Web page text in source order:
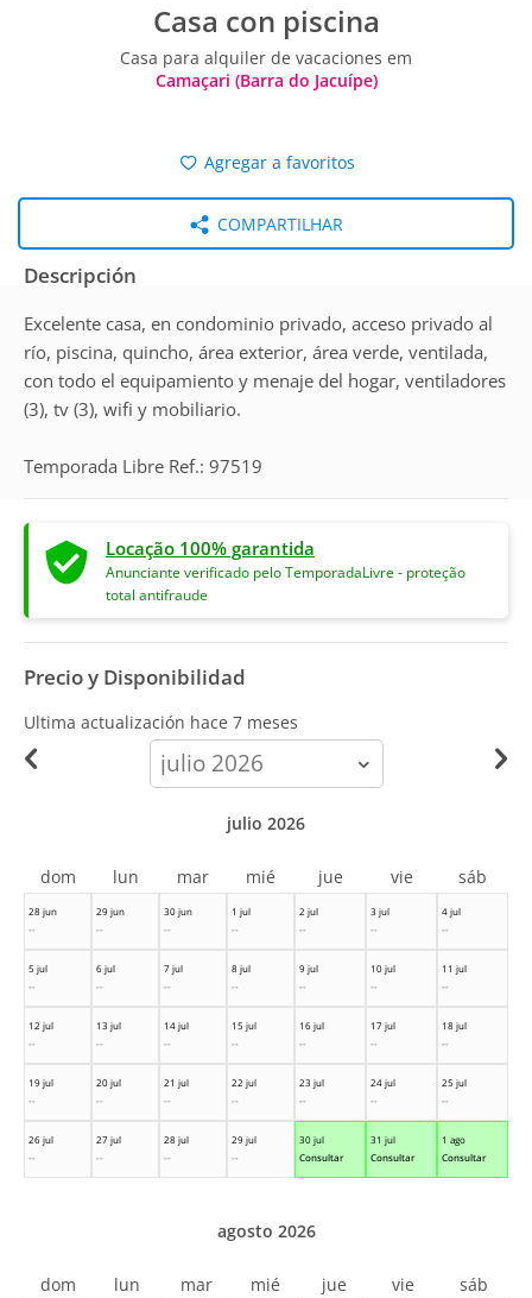
Casa con piscina
Casa para alquiler de vacaciones em
Camaçari (Barra do Jacuípe)
Agregar a favoritos
COMPARTILHAR
Descripción
Excelente casa, en condominio privado, acceso privado al
río, piscina, quincho, área exterior, área verde, ventilada,
con todo el equipamiento y menaje del hogar, ventiladores
(3), tv (3), wifi y mobiliario.
Temporada Libre Ref.: 97519
Locação 100% garantida
Anunciante verificado pelo TemporadaLivre - proteção
total antifraude
Precio y Disponibilidad
Ultima actualización hace 7 meses
calendar-
month
28 jun
--
29 jun
--
30 jun
--
1 jul
--
2 jul
--
3 jul
--
4 jul
--
5 jul
--
6 jul
--
7 jul
--
8 jul
--
9 jul
--
10 jul
--
11 jul
--
12 jul
--
13 jul
--
14 jul
--
15 jul
--
16 jul
--
17 jul
--
18 jul
--
19 jul
--
20 jul
--
21 jul
--
22 jul
--
23 jul
--
24 jul
--
25 jul
--
26 jul
--
27 jul
--
28 jul
--
29 jul
--
30 jul
Consultar
31 jul
Consultar
1 ago
Consultar
julio 2026
dom lun mar mié jue vie sáb
agosto 2026
dom lun mar mié jue vie sáb